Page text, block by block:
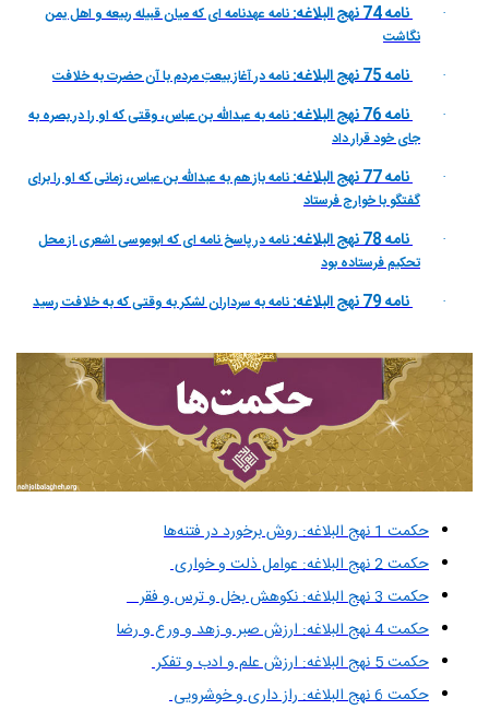
· نامه 74 نهج البلاغه:
نامه عهدنامه اى كه ميان قبيله ربيعه و اهل يمن
نگاشت
· نامه 75 نهج البلاغه: نامه در آغاز بيعتِ مردم با آن حضرت به خلافت
· نامه 76 نهج البلاغه:
نامه به عبداللّه بن عباس، وقتى كه او را در بصره به
جاى خود قرار داد
· نامه 77 نهج البلاغه:
نامه باز هم به عبداللّه بن عباس، زمانى كه او را براى
گفتگو با خوارج فرستاد
· نامه 78 نهج البلاغه:
نامه در پاسخ نامه اى كه ابوموسى اشعرى از محل
تحكيم فرستاده بود
· نامه 79 نهج البلاغه: نامه به سرداران لشكر به وقتى كه به خلافت رسيد
حکمت 1 نهج البلاغه: روش برخورد در فتنه‌ها
حکمت 2 نهج البلاغه: عوامل ذلت و خواری
حکمت 3 نهج البلاغه: نکوهش بخل و ترس و فقر
حکمت 4 نهج البلاغه: ارزش صبر و زهد و ورع و رضا
حکمت 5 نهج البلاغه: ارزش علم و ادب و تفکر
حکمت 6 نهج البلاغه: راز دارى و خوشرويى